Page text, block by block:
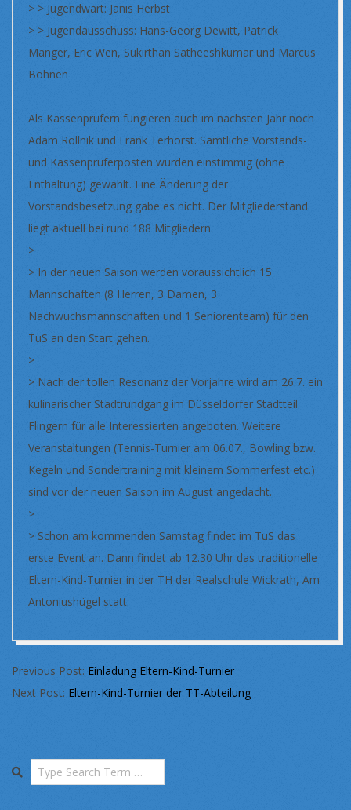
> > Jugendwart: Janis Herbst
> > Jugendausschuss: Hans-Georg Dewitt, Patrick
Manger, Eric Wen, Sukirthan Satheeshkumar und Marcus
Bohnen
Als Kassenprüfern fungieren auch im nächsten Jahr noch
Adam Rollnik und Frank Terhorst. Sämtliche Vorstands-
und Kassenprüferposten wurden einstimmig (ohne
Enthaltung) gewählt. Eine Änderung der
Vorstandsbesetzung gabe es nicht. Der Mitgliederstand
liegt aktuell bei rund 188 Mitgliedern.
>
> In der neuen Saison werden voraussichtlich 15
Mannschaften (8 Herren, 3 Damen, 3
Nachwuchsmannschaften und 1 Seniorenteam) für den
TuS an den Start gehen.
>
> Nach der tollen Resonanz der Vorjahre wird am 26.7. ein
kulinarischer Stadtrundgang im Düsseldorfer Stadtteil
Flingern für alle Interessierten angeboten. Weitere
Veranstaltungen (Tennis-Turnier am 06.07., Bowling bzw.
Kegeln und Sondertraining mit kleinem Sommerfest etc.)
sind vor der neuen Saison im August angedacht.
>
> Schon am kommenden Samstag findet im TuS das
erste Event an. Dann findet ab 12.30 Uhr das traditionelle
Eltern-Kind-Turnier in der TH der Realschule Wickrath, Am
Antoniushügel statt.
05-
20
Previous Post: Einladung Eltern-Kind-Turnier
Next Post: Eltern-Kind-Turnier der TT-Abteilung
Search